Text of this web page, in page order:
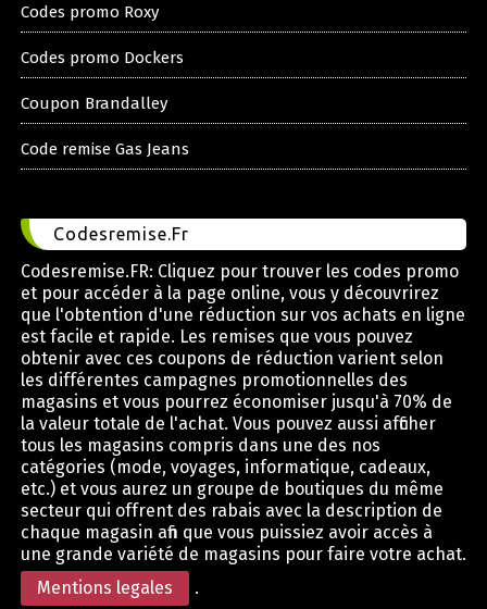
Codes promo Roxy
Codes promo Dockers
Coupon Brandalley
Code remise Gas Jeans
Codesremise.Fr
Codesremise.FR: Cliquez pour trouver les codes promo
et pour accéder à la page online, vous y découvrirez
que l'obtention d'une réduction sur vos achats en ligne
est facile et rapide. Les remises que vous pouvez
obtenir avec ces coupons de réduction varient selon
les différentes campagnes promotionnelles des
magasins et vous pourrez économiser jusqu'à 70% de
la valeur totale de l'achat. Vous pouvez aussi afficher
tous les magasins compris dans une des nos
catégories (mode, voyages, informatique, cadeaux,
etc.) et vous aurez un groupe de boutiques du même
secteur qui offrent des rabais avec la description de
chaque magasin afin que vous puissiez avoir accès à
une grande variété de magasins pour faire votre achat.
Mentions legales
.